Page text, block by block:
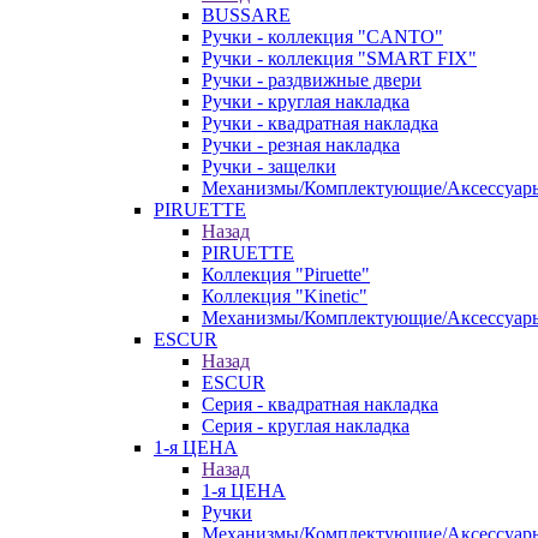
BUSSARE
Ручки - коллекция "CANTO"
Ручки - коллекция "SMART FIX"
Ручки - раздвижные двери
Ручки - круглая накладка
Ручки - квадратная накладка
Ручки - резная накладка
Ручки - защелки
Механизмы/Комплектующие/
PIRUETTE
Назад
PIRUETTE
Коллекция "Piruette"
Коллекция "Kinetic"
Механизмы/Комплектующие/
ESCUR
Назад
ESCUR
Серия - квадратная накладка
Серия - круглая накладка
1-я ЦЕНА
Назад
1-я ЦЕНА
Ручки
Механизмы/Комплектующие/